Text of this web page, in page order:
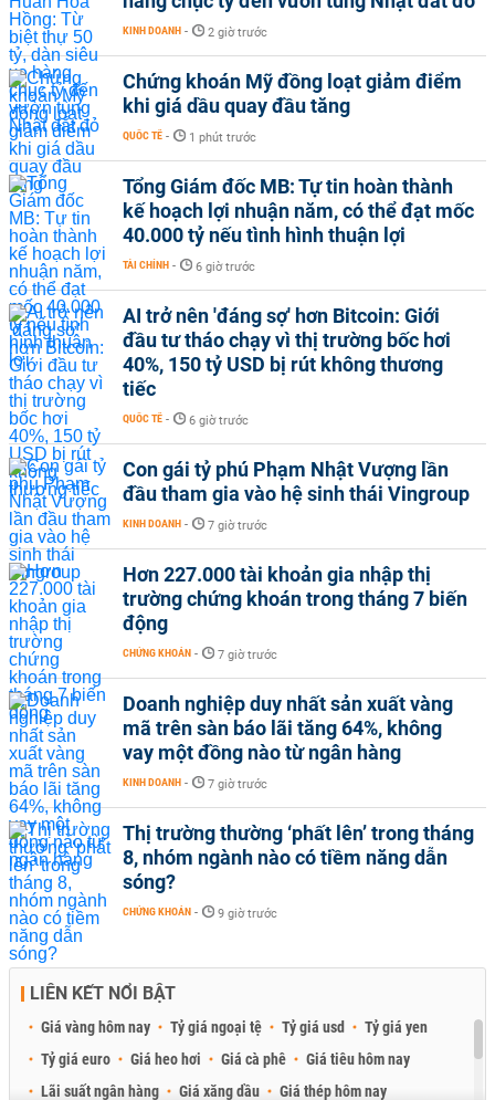
KINH DOANH - 2 giờ trước
Chứng khoán Mỹ đồng loạt giảm điểm
khi giá dầu quay đầu tăng
QUỐC TẾ - 1 phút trước
Tổng Giám đốc MB: Tự tin hoàn thành
kế hoạch lợi nhuận năm, có thể đạt mốc
40.000 tỷ nếu tình hình thuận lợi
TÀI CHÍNH - 6 giờ trước
AI trở nên 'đáng sợ' hơn Bitcoin: Giới
đầu tư tháo chạy vì thị trường bốc hơi
40%, 150 tỷ USD bị rút không thương
tiếc
QUỐC TẾ - 6 giờ trước
Con gái tỷ phú Phạm Nhật Vượng lần
đầu tham gia vào hệ sinh thái Vingroup
KINH DOANH - 7 giờ trước
Hơn 227.000 tài khoản gia nhập thị
trường chứng khoán trong tháng 7 biến
động
CHỨNG KHOÁN - 7 giờ trước
Doanh nghiệp duy nhất sản xuất vàng
mã trên sàn báo lãi tăng 64%, không
vay một đồng nào từ ngân hàng
KINH DOANH - 7 giờ trước
Thị trường thường ‘phất lên’ trong tháng
8, nhóm ngành nào có tiềm năng dẫn
sóng?
CHỨNG KHOÁN - 9 giờ trước
LIÊN KẾT NỔI BẬT
Giá vàng hôm nay Tỷ giá ngoại tệ Tỷ giá usd
Tỷ giá yen
Tỷ giá euro
Giá heo hơi Giá cà phê
Giá tiêu hôm nay
Lãi suất ngân hàng
Giá xăng dầu Giá thép hôm nay